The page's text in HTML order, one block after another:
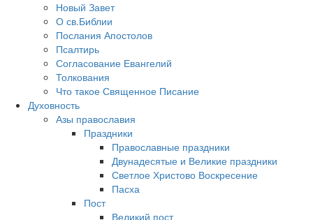
Новый Завет
О св.Библии
Послания Апостолов
Псалтирь
Согласование Евангелий
Толкования
Что такое Священное Писание
Духовность
Азы православия
Праздники
Православные праздники
Двунадесятые и Великие праздники
Светлое Христово Воскресение
Пасха
Пост
Великий пост